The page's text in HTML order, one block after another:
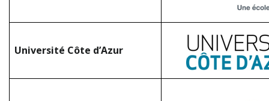
Université Côte d’Azur